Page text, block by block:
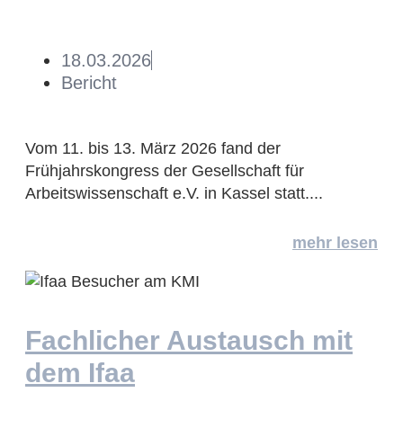
18.03.2026
Bericht
Vom 11. bis 13. März 2026 fand der
Frühjahrskongress der Gesellschaft für
Arbeitswissenschaft e.V. in Kassel statt....
mehr lesen
Fachlicher Austausch mit
dem Ifaa